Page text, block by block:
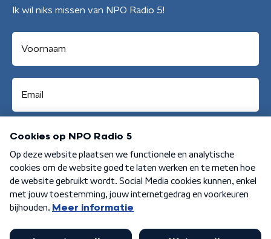
Ik wil niks missen van NPO Radio 5!
Aanmelden
Algemene voorwaarden